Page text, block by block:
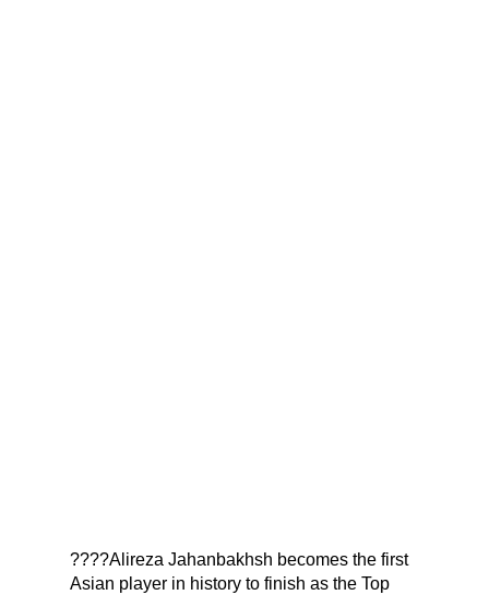
????Alireza Jahanbakhsh becomes the first
Asian player in history to finish as the Top